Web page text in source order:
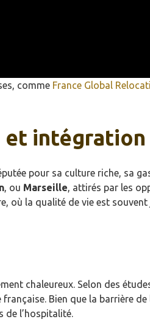
comme France Global
et intégration
pour sa culture riche, sa
, ou Marseille, attirés par les
la qualité de vie est
chaleureux. Selon des
Bien que la barrière
de l’hospitalité.